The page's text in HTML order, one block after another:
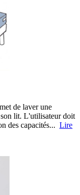
de laver une
son lit. L'utilisateur doit
des capacités... Lire